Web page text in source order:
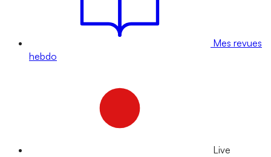
Mes revues
hebdo
Live